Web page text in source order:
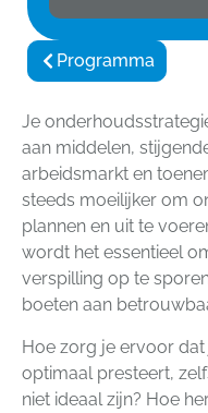
Programma
Je
aan middelen,
arbeidsmarkt en
steeds moeilijker om
plannen en uit te
wordt het essentieel
verspilling op te
boeten aan
Hoe zorg je ervoor
optimaal presteert,
niet ideaal zijn? Hoe